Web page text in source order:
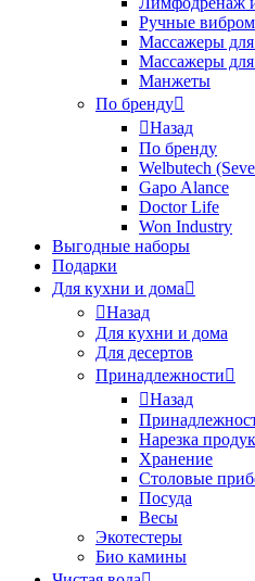
Ручные
Массажеры
Массажеры
Манжеты
По бренду
Назад
По бренду
Welbutech
Gapo Alance
Doctor Life
Won Industry
Выгодные наборы
Подарки
Для кухни и дома
Назад
Для кухни и дома
Для десертов
Принадлежности
Назад
Нарезка
Хранение
Столовые
Посуда
Весы
Экотестеры
Био камины